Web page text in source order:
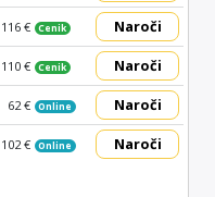
116 € Cenik Naroči
110 € Cenik Naroči
62 € Online Naroči
102 € Online Naroči